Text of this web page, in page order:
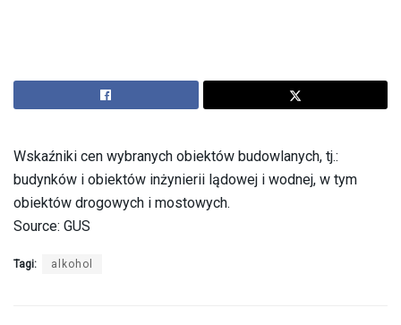
Wskaźniki cen wybranych obiektów budowlanych, tj.:
budynków i obiektów inżynierii lądowej i wodnej, w tym
obiektów drogowych i mostowych.
Source: GUS
Tagi: alkohol